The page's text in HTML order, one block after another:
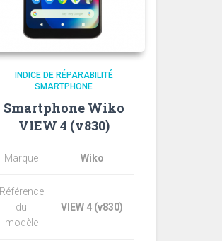
INDICE DE RÉPARABILITÉ
SMARTPHONE
Smartphone Wiko
VIEW 4 (v830)
Marque Wiko
Référence
du
modèle
VIEW 4 (v830)